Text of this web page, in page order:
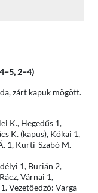
2–4)
zárt kapuk mögött.
K., Hegedűs 1,
K. (kapus), Kókai 1,
1, Kürti-Szabó M.
1, Burián 2,
Várnai 1,
Vezetőedző: Varga